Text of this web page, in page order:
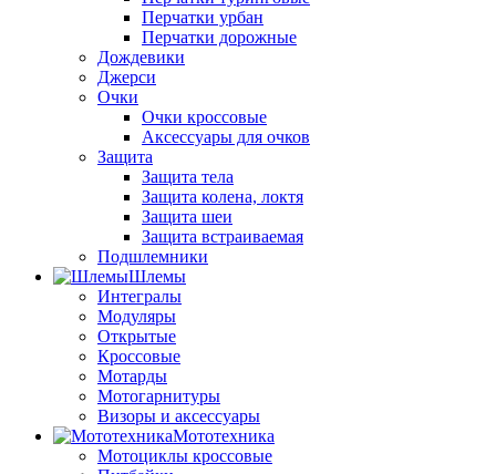
Перчатки урбан
Перчатки дорожные
Дождевики
Джерси
Очки
Очки кроссовые
Аксессуары для очков
Защита
Защита тела
Защита колена, локтя
Защита шеи
Защита встраиваемая
Подшлемники
Шлемы
Интегралы
Модуляры
Открытые
Кроссовые
Мотарды
Мотогарнитуры
Визоры и аксессуары
Мототехника
Мотоциклы кроссовые